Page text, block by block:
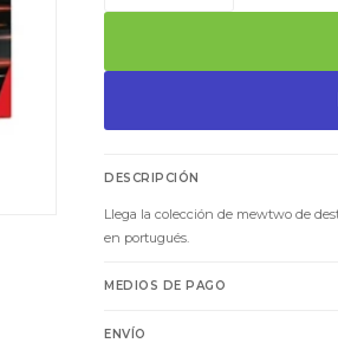
DESCRIPCIÓN
Llega la colección de mewtwo de
en portugués.
MEDIOS DE PAGO
ENVÍO